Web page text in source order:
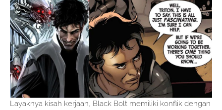
Layaknya kisah kerjaan, Black Bolt memiliki konflik dengan